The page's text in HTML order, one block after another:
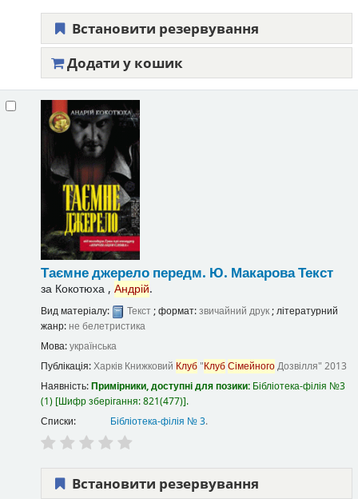
Встановити резервування
Додати у кошик
Таємне джерело передм. Ю. МакароваТекст
за Кокотюха , Андрій.
Вид матеріалу: Текст; формат:звичайний друк; літературний
жанр: не белетристика
Мова:українська
Публікація:Харків Книжковий Клуб"КлубСімейногоДозвілля" 2013
Наявність:Примірники, доступні для позики: Бібліотека-філія №3
(1) Шифр зберігання:821(477) .
Списки:
Бібліотека-філія № 3.
Встановити резервування